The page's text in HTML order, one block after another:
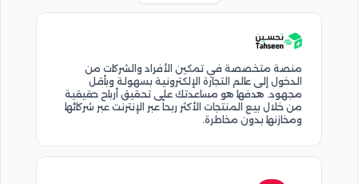
منصة متخصصة في تمكين الأفراد والشركات من
الدخول إلى عالم التجارة الإلكترونية بسهولة وبأقل
مجهود. هدفها هو مساعدتك على تحقيق أرباح حقيقية
من خلال بيع المنتجات الأكثر ربحاً عبر الإنترنت عبر شركائها
ومخازنها بدون مخاطرة.